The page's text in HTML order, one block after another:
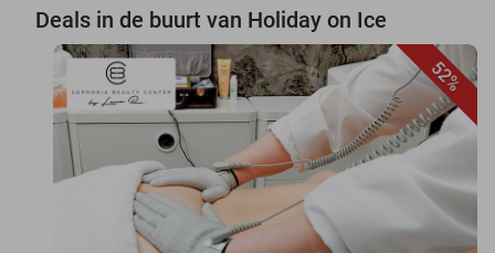
Deals in de buurt van Holiday on Ice
52%